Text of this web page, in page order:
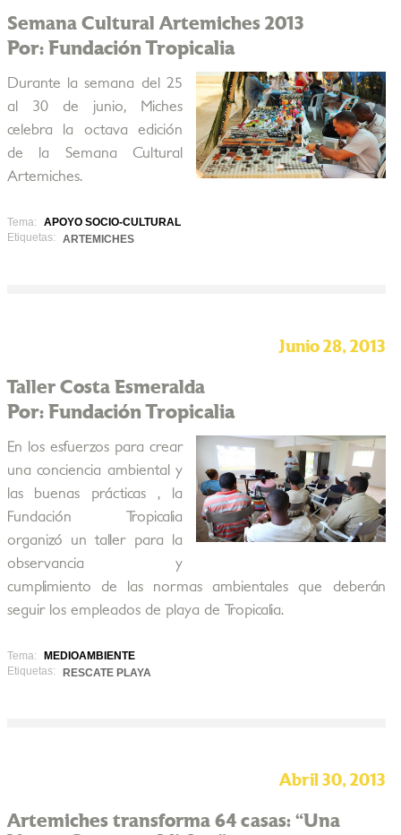
Semana Cultural Artemiches 2013
Por: Fundación Tropicalia
Durante la semana del 25
al 30 de junio, Miches
celebra la octava edición
de la Semana Cultural
Artemiches.
Tema:
APOYO SOCIO-CULTURAL
Etiquetas:
ARTEMICHES
Junio 28, 2013
Taller Costa Esmeralda
Por: Fundación Tropicalia
En los esfuerzos para crear
una conciencia ambiental y
las buenas prácticas , la
Fundación Tropicalia
organizó un taller para la
observancia y
cumplimiento de las normas ambientales que deberán
seguir los empleados de playa de Tropicalia.
Tema:
MEDIOAMBIENTE
Etiquetas:
RESCATE PLAYA
Abril 30, 2013
Artemiches transforma 64 casas: “Una